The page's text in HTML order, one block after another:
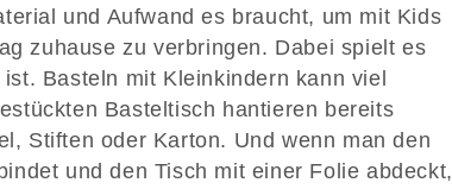
und Aufwand es braucht, um mit Kids
zuhause zu verbringen. Dabei spielt es
Basteln mit Kleinkindern kann viel
Basteltisch hantieren bereits
Stiften oder Karton. Und wenn man den
und den Tisch mit einer Folie abdeckt,